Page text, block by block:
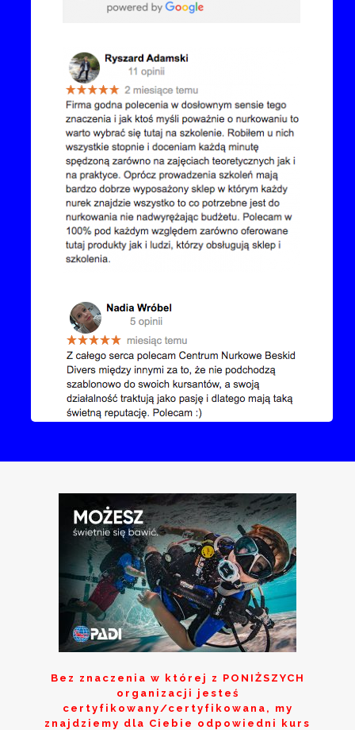
Bez znaczenia w której z PONIŻSZYCH
organizacji jesteś
certyfikowany/certyfikowana, my
znajdziemy dla Ciebie odpowiedni kurs